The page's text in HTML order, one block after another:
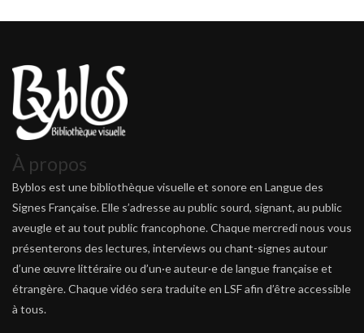
À propos
Byblos est une bibliothèque visuelle et sonore en Langue des
Signes Française. Elle s’adresse au public sourd, signant, au public
aveugle et au tout public francophone. Chaque mercredi nous vous
présenterons des lectures, interviews ou chant-signes autour
d’une œuvre littéraire ou d’un·e auteur·e de langue française et
étrangère. Chaque vidéo sera traduite en LSF afin d’être accessible
à tous.